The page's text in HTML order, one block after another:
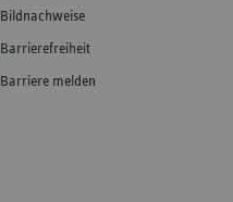
Bildnachweise
Barrierefreiheit
Barriere melden